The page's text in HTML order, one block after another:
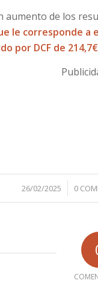
de los
le corresponde
por DCF de
26/02/2025
/ 0